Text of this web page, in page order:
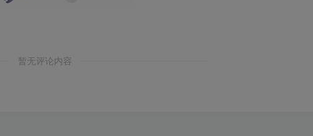
暂无评论内容